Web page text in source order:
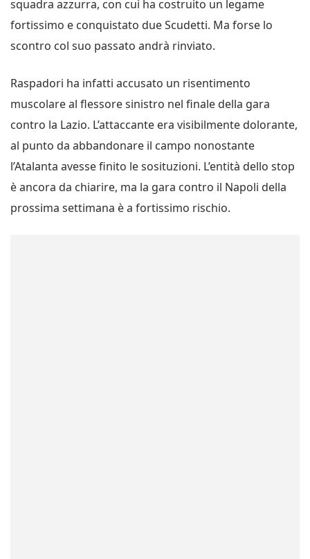
squadra azzurra, con cui ha costruito un legame
fortissimo e conquistato due Scudetti. Ma forse lo
scontro col suo passato andrà rinviato.
Raspadori ha infatti accusato un risentimento
muscolare al flessore sinistro nel finale della gara
contro la Lazio. L’attaccante era visibilmente dolorante,
al punto da abbandonare il campo nonostante
l’Atalanta avesse finito le sosituzioni. L’entità dello stop
è ancora da chiarire, ma la gara contro il Napoli della
prossima settimana è a fortissimo rischio.